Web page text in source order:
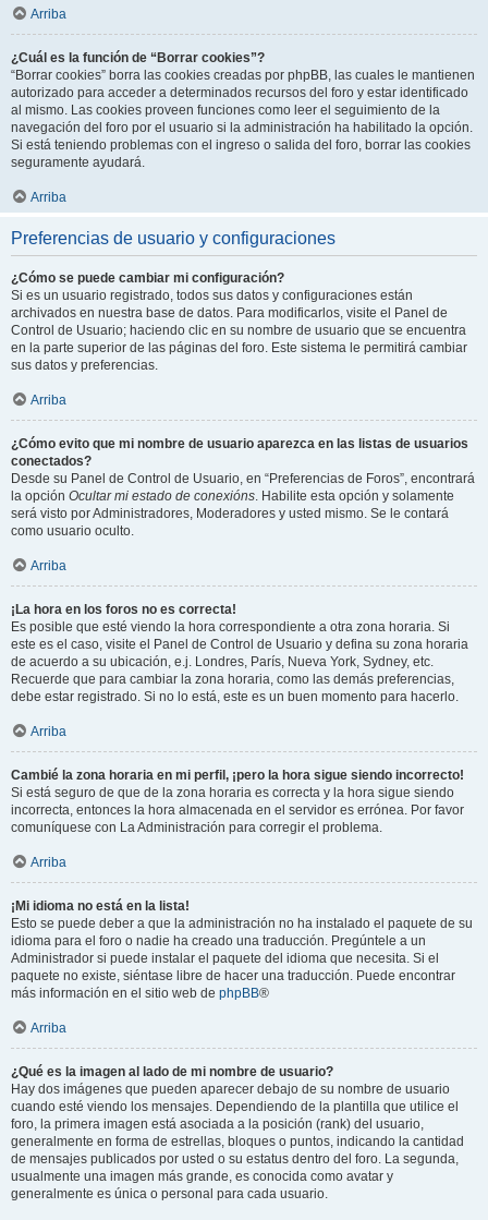
Arriba
¿Cuál es la función de “Borrar cookies”?
“Borrar cookies” borra las cookies creadas por phpBB, las cuales le mantienen
autorizado para acceder a determinados recursos del foro y estar identificado
al mismo. Las cookies proveen funciones como leer el seguimiento de la
navegación del foro por el usuario si la administración ha habilitado la opción.
Si está teniendo problemas con el ingreso o salida del foro, borrar las cookies
seguramente ayudará.
Arriba
Preferencias de usuario y configuraciones
¿Cómo se puede cambiar mi configuración?
Si es un usuario registrado, todos sus datos y configuraciones están
archivados en nuestra base de datos. Para modificarlos, visite el Panel de
Control de Usuario; haciendo clic en su nombre de usuario que se encuentra
en la parte superior de las páginas del foro. Este sistema le permitirá cambiar
sus datos y preferencias.
Arriba
¿Cómo evito que mi nombre de usuario aparezca en las listas de usuarios
conectados?
Desde su Panel de Control de Usuario, en “Preferencias de Foros”, encontrará
la opción Ocultar mi estado de conexións. Habilite esta opción y solamente
será visto por Administradores, Moderadores y usted mismo. Se le contará
como usuario oculto.
Arriba
¡La hora en los foros no es correcta!
Es posible que esté viendo la hora correspondiente a otra zona horaria. Si
este es el caso, visite el Panel de Control de Usuario y defina su zona horaria
de acuerdo a su ubicación, e.j. Londres, París, Nueva York, Sydney, etc.
Recuerde que para cambiar la zona horaria, como las demás preferencias,
debe estar registrado. Si no lo está, este es un buen momento para hacerlo.
Arriba
Cambié la zona horaria en mi perfil, ¡pero la hora sigue siendo incorrecto!
Si está seguro de que de la zona horaria es correcta y la hora sigue siendo
incorrecta, entonces la hora almacenada en el servidor es errónea. Por favor
comuníquese con La Administración para corregir el problema.
Arriba
¡Mi idioma no está en la lista!
Esto se puede deber a que la administración no ha instalado el paquete de su
idioma para el foro o nadie ha creado una traducción. Pregúntele a un
Administrador si puede instalar el paquete del idioma que necesita. Si el
paquete no existe, siéntase libre de hacer una traducción. Puede encontrar
más información en el sitio web de phpBB®
Arriba
¿Qué es la imagen al lado de mi nombre de usuario?
Hay dos imágenes que pueden aparecer debajo de su nombre de usuario
cuando esté viendo los mensajes. Dependiendo de la plantilla que utilice el
foro, la primera imagen está asociada a la posición (rank) del usuario,
generalmente en forma de estrellas, bloques o puntos, indicando la cantidad
de mensajes publicados por usted o su estatus dentro del foro. La segunda,
usualmente una imagen más grande, es conocida como avatar y
generalmente es única o personal para cada usuario.